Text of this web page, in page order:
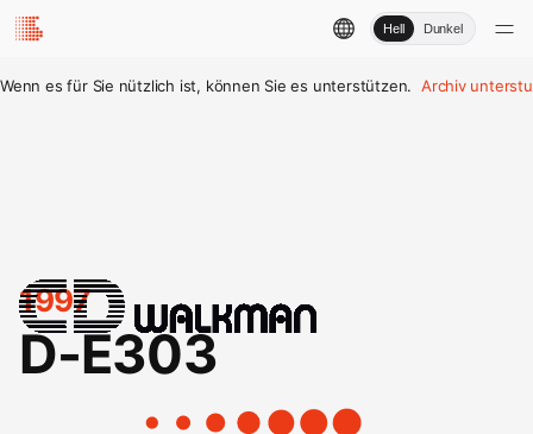
Hell Dunkel
Wenn es für Sie nützlich ist, können Sie es unterstützen. Archiv
1997
D-E303